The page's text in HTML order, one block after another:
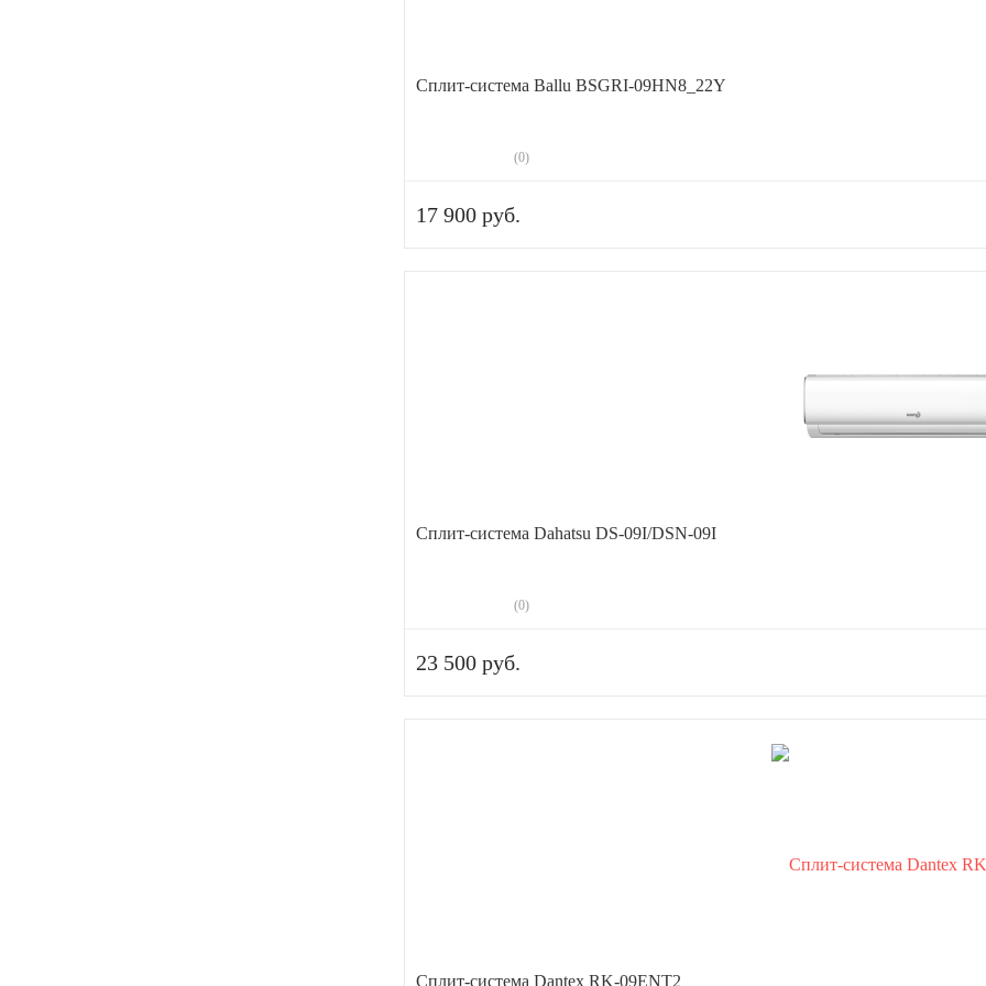
Сплит-система Ballu BSGRI-09HN8_22Y
(0)
17 900 руб.
Сплит-система Dahatsu DS-09I/DSN-09I
(0)
23 500 руб.
Сплит-система Dantex RK-09ENT2